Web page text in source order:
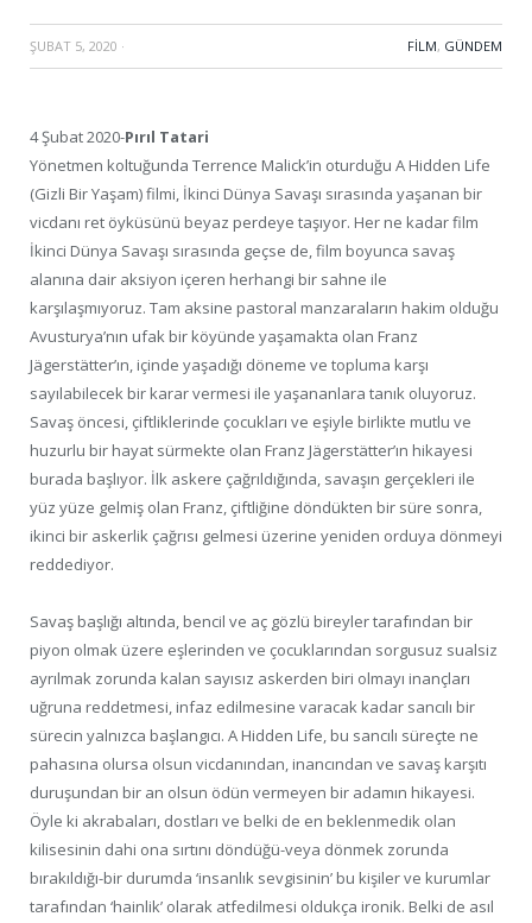
ŞUBAT 5, 2020 · FILM, GÜNDEM
4 Şubat 2020-Pırıl Tatari
Yönetmen koltuğunda Terrence Malick’in oturduğu A Hidden Life
(Gizli Bir Yaşam) filmi, İkinci Dünya Savaşı sırasında yaşanan bir
vicdanı ret öyküsünü beyaz perdeye taşıyor. Her ne kadar film
İkinci Dünya Savaşı sırasında geçse de, film boyunca savaş
alanına dair aksiyon içeren herhangi bir sahne ile
karşılaşmıyoruz. Tam aksine pastoral manzaraların hakim olduğu
Avusturya’nın ufak bir köyünde yaşamakta olan Franz
Jägerstätter’ın, içinde yaşadığı döneme ve topluma karşı
sayılabilecek bir karar vermesi ile yaşananlara tanık oluyoruz.
Savaş öncesi, çiftliklerinde çocukları ve eşiyle birlikte mutlu ve
huzurlu bir hayat sürmekte olan Franz Jägerstätter’ın hikayesi
burada başlıyor. İlk askere çağrıldığında, savaşın gerçekleri ile
yüz yüze gelmiş olan Franz, çiftliğine döndükten bir süre sonra,
ikinci bir askerlik çağrısı gelmesi üzerine yeniden orduya dönmeyi
reddediyor.
Savaş başlığı altında, bencil ve aç gözlü bireyler tarafından bir
piyon olmak üzere eşlerinden ve çocuklarından sorgusuz sualsiz
ayrılmak zorunda kalan sayısız askerden biri olmayı inançları
uğruna reddetmesi, infaz edilmesine varacak kadar sancılı bir
sürecin yalnızca başlangıcı. A Hidden Life, bu sancılı süreçte ne
pahasına olursa olsun vicdanından, inancından ve savaş karşıtı
duruşundan bir an olsun ödün vermeyen bir adamın hikayesi.
Öyle ki akrabaları, dostları ve belki de en beklenmedik olan
kilisesinin dahi ona sırtını döndüğü-veya dönmek zorunda
bırakıldığı-bir durumda ‘insanlık sevgisinin’ bu kişiler ve kurumlar
tarafından ‘hainlik’ olarak atfedilmesi oldukça ironik. Belki de asıl